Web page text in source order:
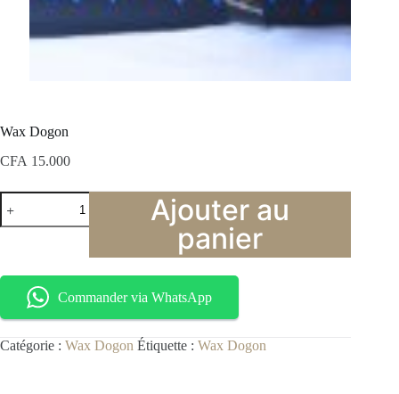
Wax Dogon
CFA 15.000
Ajouter au
panier
Commander via WhatsApp
Catégorie : Wax Dogon Étiquette : Wax Dogon